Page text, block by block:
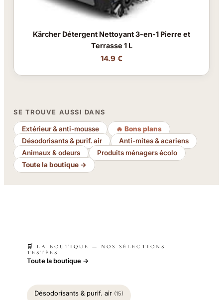
Kärcher Détergent Nettoyant 3-en-1 Pierre et
Terrasse 1 L
14.9 €
SE TROUVE AUSSI DANS
Extérieur & anti-mousse
🔥 Bons plans
Désodorisants & purif. air
Anti-mites & acariens
Animaux & odeurs
Produits ménagers écolo
Toute la boutique →
🛒 LA BOUTIQUE — NOS SÉLECTIONS
TESTÉES
Toute la boutique →
Désodorisants & purif. air (15)